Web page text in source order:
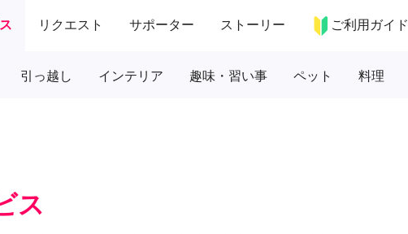
リクエスト サポーター ストーリー ご利用ガイド
引っ越し インテリア 趣味・習い事 ペット 料理
ス